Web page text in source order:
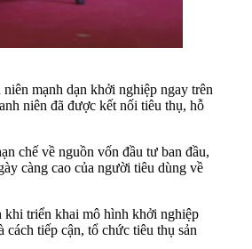
mạnh dạn khởi nghiệp ngay trên
niên đã được kết nối tiêu thụ, hỗ
chế về nguồn vốn đầu tư ban đầu,
càng cao của người tiêu dùng về
khi triển khai mô hình khởi nghiệp
tiếp cận, tổ chức tiêu thụ sản